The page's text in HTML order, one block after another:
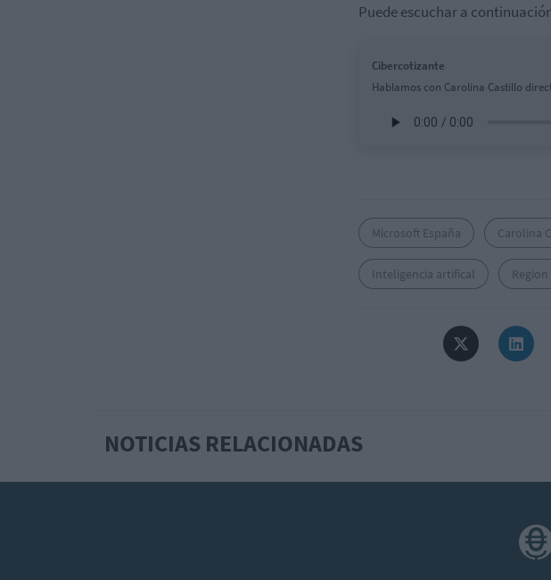
Puede escuchar a
Cibercotizante
Hablamos con Carolina Castillo
Microsoft España Carolina
Inteligencia artifical
NOTICIAS RELACIONADAS